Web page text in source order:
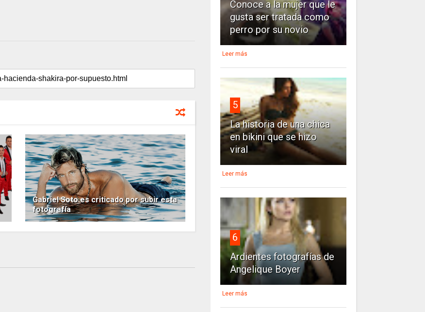
Gabriel Soto es criticado por subir esta
fotografía
Conoce a la mujer que le
gusta ser tratada como
perro por su novio
Leer más
5
La historia de una chica
en bikini que se hizo
viral
Leer más
6
Ardientes fotografías de
Angelique Boyer
Leer más